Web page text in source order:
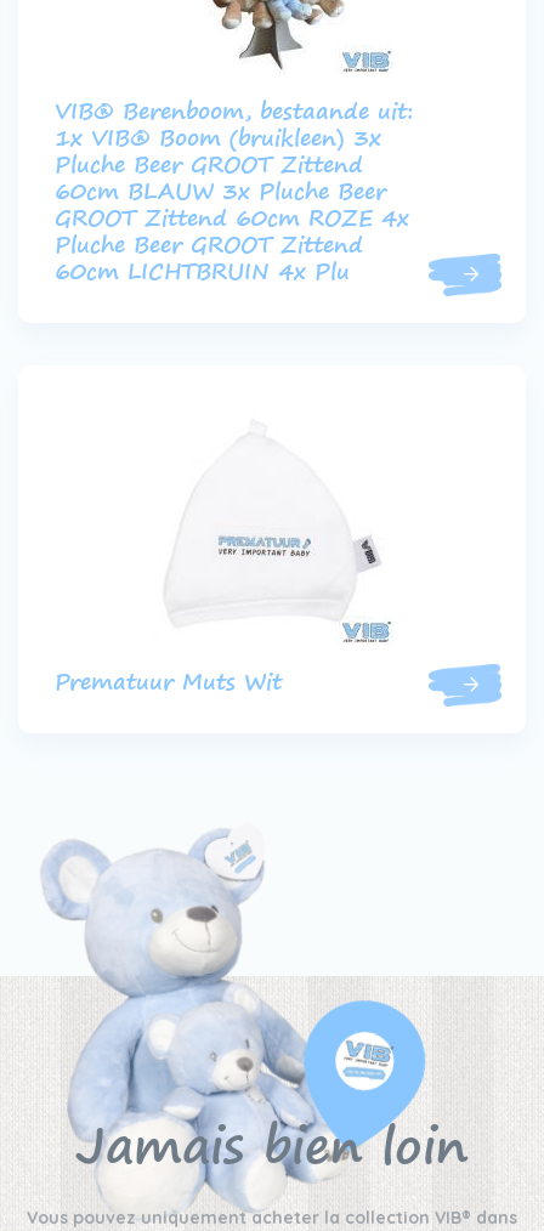
VIB® Berenboom, bestaande uit:
1x VIB® Boom (bruikleen) 3x
Pluche Beer GROOT Zittend
60cm BLAUW 3x Pluche Beer
GROOT Zittend 60cm ROZE 4x
Pluche Beer GROOT Zittend
60cm LICHTBRUIN 4x Plu
Prematuur Muts Wit
Jamais bien loin
Vous pouvez uniquement acheter la collection VIB® dans